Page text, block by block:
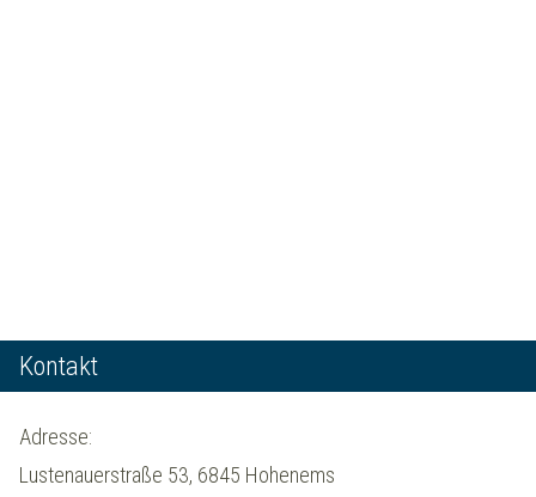
Kontakt
Adresse:
Lustenauerstraße 53, 6845 Hohenems